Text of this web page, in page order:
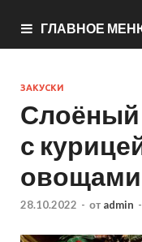
ГЛАВНОЕ
ЗАКУСКИ
Слоёный
с
28.10.2022 - от admin -